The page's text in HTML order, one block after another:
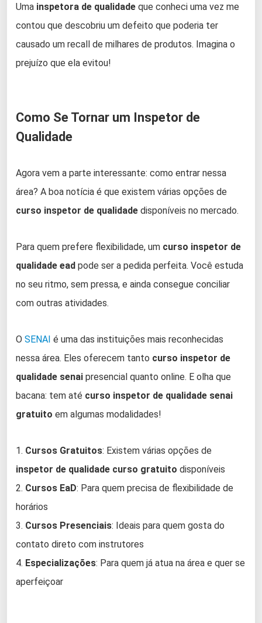
Uma inspetora de qualidade que conheci uma vez me
contou que descobriu um defeito que poderia ter
causado um recall de milhares de produtos. Imagina o
prejuízo que ela evitou!
Como Se Tornar um Inspetor de
Qualidade
Agora vem a parte interessante: como entrar nessa
área? A boa notícia é que existem várias opções de
curso inspetor de qualidade disponíveis no mercado.
Para quem prefere flexibilidade, um curso inspetor de
qualidade ead pode ser a pedida perfeita. Você estuda
no seu ritmo, sem pressa, e ainda consegue conciliar
com outras atividades.
O SENAI é uma das instituições mais reconhecidas
nessa área. Eles oferecem tanto curso inspetor de
qualidade senai presencial quanto online. E olha que
bacana: tem até curso inspetor de qualidade senai
gratuito em algumas modalidades!
1. Cursos Gratuitos: Existem várias opções de
inspetor de qualidade curso gratuito disponíveis
2. Cursos EaD: Para quem precisa de flexibilidade de
horários
3. Cursos Presenciais: Ideais para quem gosta do
contato direto com instrutores
4. Especializações: Para quem já atua na área e quer se
aperfeiçoar